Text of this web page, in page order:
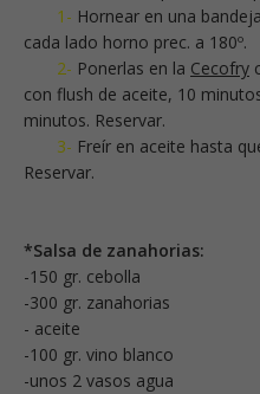
1- Hornear en una
cada lado horno prec. a 180º.
2- Ponerlas en la Cecofry
con flush de aceite, 10
minutos. Reservar.
3- Freír en aceite hasta
Reservar.
*Salsa de zanahorias:
-150 gr. cebolla
-300 gr. zanahorias
- aceite
-100 gr. vino blanco
-unos 2 vasos agua